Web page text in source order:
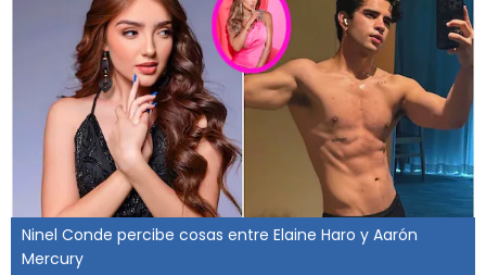
Ninel Conde percibe cosas entre Elaine Haro y Aarón
Mercury